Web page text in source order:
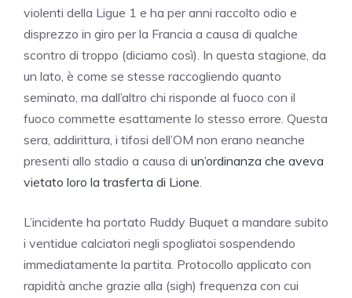
violenti della Ligue 1 e ha per anni raccolto odio e
disprezzo in giro per la Francia a causa di qualche
scontro di troppo (diciamo così). In questa stagione, da
un lato, è come se stesse raccogliendo quanto
seminato, ma dall’altro chi risponde al fuoco con il
fuoco commette esattamente lo stesso errore. Questa
sera, addirittura, i tifosi dell’OM non erano neanche
presenti allo stadio a causa di un’ordinanza che aveva
vietato loro la trasferta di Lione.
L’incidente ha portato Ruddy Buquet a mandare subito
i ventidue calciatori negli spogliatoi sospendendo
immediatamente la partita. Protocollo applicato con
rapidità anche grazie alla (sigh) frequenza con cui